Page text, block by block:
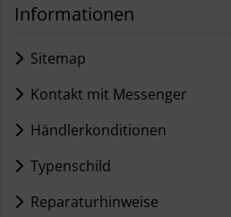
Informationen
Sitemap
Kontakt mit Messenger
Händlerkonditionen
Typenschild
Reparaturhinweise